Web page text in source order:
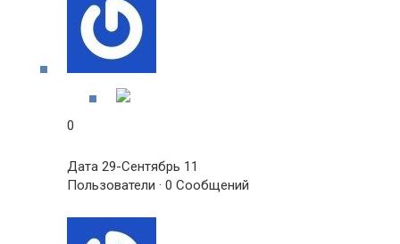
0
Дата 29-Сентябрь 11
Пользователи · 0 Сообщений